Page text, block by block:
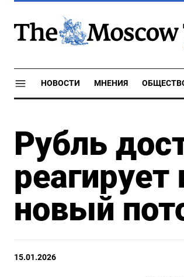
НОВОСТИ МНЕНИЯ
Рубль
новый
15.01.2026